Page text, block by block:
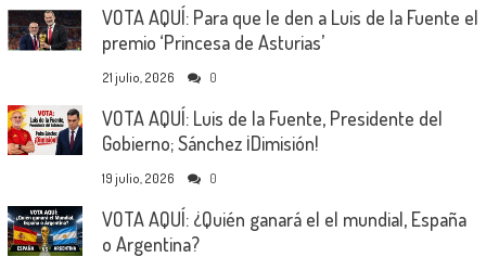
VOTA AQUÍ: Para que le den a Luis de la Fuente el
premio ‘Princesa de Asturias’
21 julio, 2026 0
VOTA AQUÍ: Luis de la Fuente, Presidente del
Gobierno; Sánchez ¡Dimisión!
19 julio, 2026 0
VOTA AQUÍ: ¿Quién ganará el el mundial, España
o Argentina?